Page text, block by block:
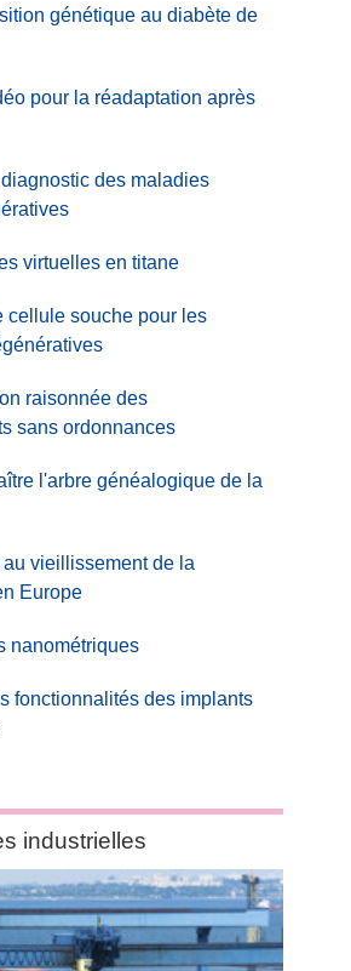
génétique au diabète de
pour la réadaptation après
des maladies
virtuelles en titane
cellule souche pour les
raisonnée des
sans ordonnances
l'arbre généalogique de la
vieillissement de la
Europe
nanométriques
fonctionnalités des implants
industrielles